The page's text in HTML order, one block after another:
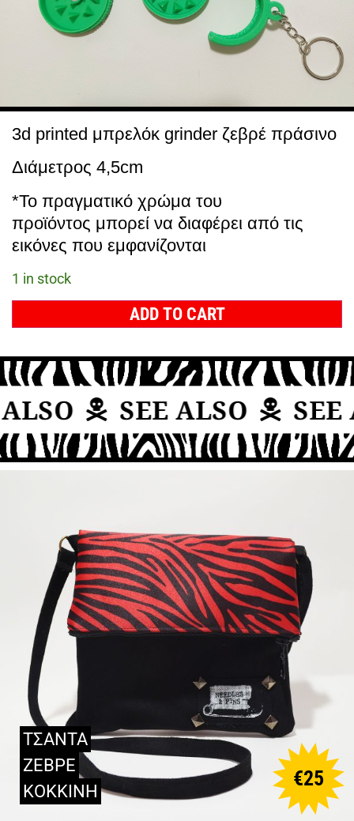
3d printed μπρελόκ grinder ζεβρέ πράσινο
Διάμετρος 4,5cm
*Το πραγματικό χρώμα του
προϊόντος μπορεί να διαφέρει από τις
εικόνες που εμφανίζονται
1 in stock
ADD TO CART
SEE ALSO SEE
ΤΣΑΝΤΑ
ΖΕΒΡΕ
ΚΟΚΚΙΝΗ
€25